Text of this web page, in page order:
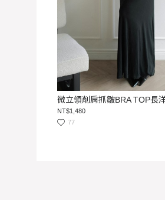
微立領削肩抓皺BRA TOP長
NT$1,480
77